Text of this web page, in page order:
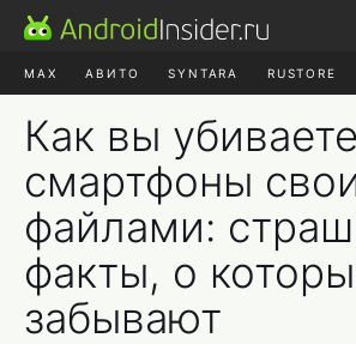
MAX АВИТО SYNTARA RUSTORE
HYPEROS 4
Как вы убиваете
смартфоны
файлами:
факты, о
забывают